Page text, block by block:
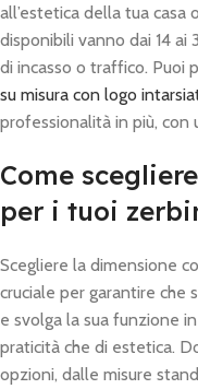
all’estetica della tua casa
disponibili vanno dai 14
di incasso o traffico. Puoi
su misura con logo
professionalità in più, con
Come
per i tuoi
Scegliere la dimensione
cruciale per garantire
e svolga la sua funzione
praticità che di estetica.
opzioni, dalle misure